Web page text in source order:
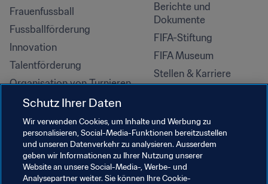
Frauenfussball
Fussballförderung
Innovation
Talentförderung
Organisation von Turnieren
Nachhaltigkeit
Menschenrechte und
Antidiskriminierung
Gesundheit und Medizin
Bildungsinitiativen
Berichte und
Dokumente
FIFA-Stiftung
FIFA Museum
Stellen & Karriere
Schutz Ihrer Daten
Wir verwenden Cookies, um Inhalte und Werbung zu
personalisieren, Social-Media-Funktionen bereitzustellen
und unseren Datenverkehr zu analysieren. Ausserdem
geben wir Informationen zu Ihrer Nutzung unserer
Website an unsere Social-Media-, Werbe- und
Analysepartner weiter. Sie können Ihre Cookie-